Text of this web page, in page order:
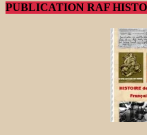
PUBLICATION RAF